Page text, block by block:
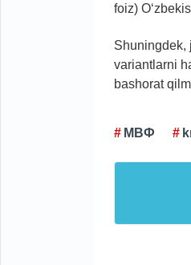
foiz)
Shuningdek,
variantlarni
bashorat
МВФ